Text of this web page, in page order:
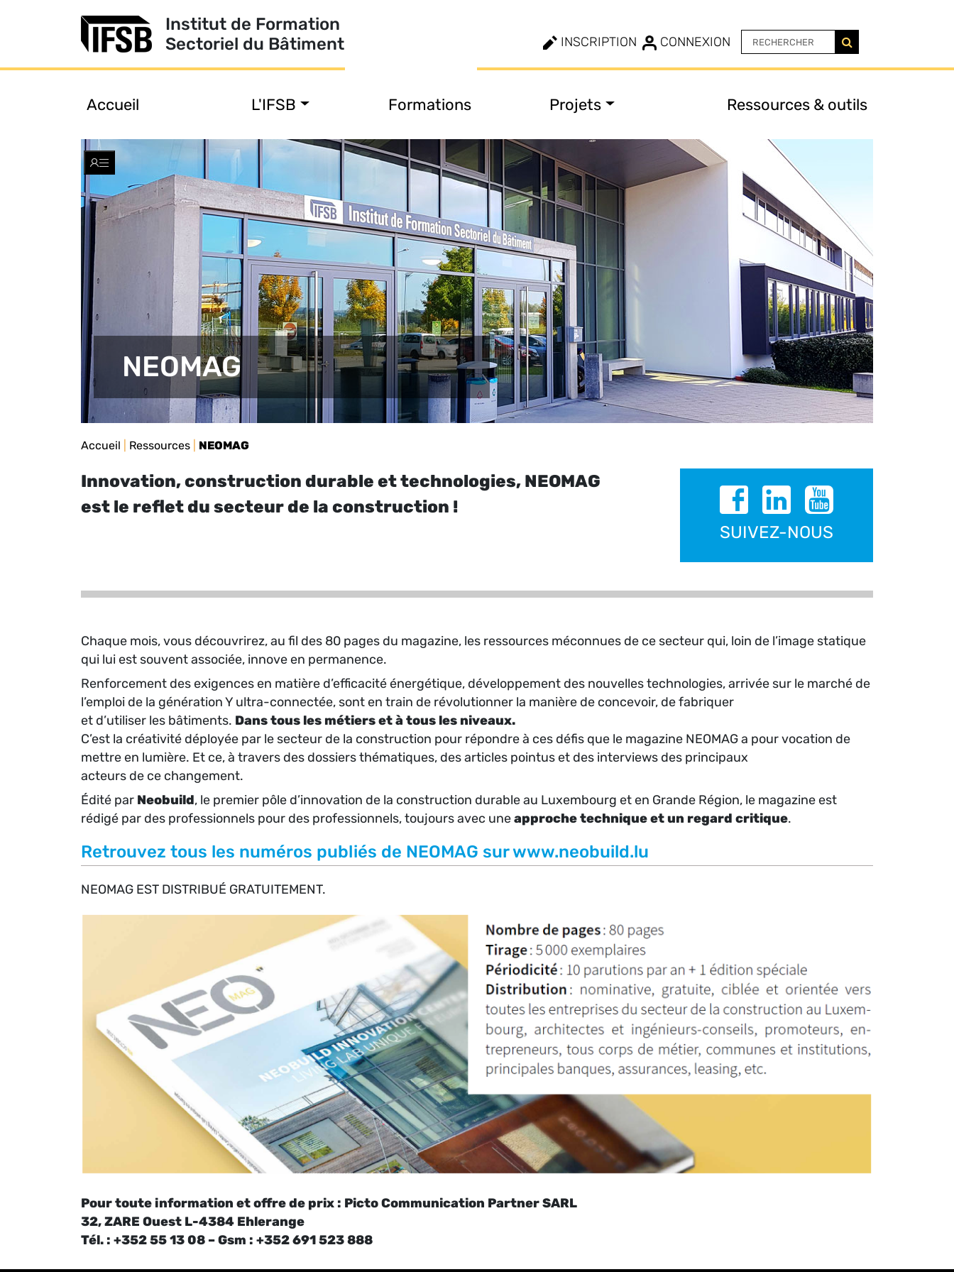
Institut de Formation
Sectoriel du Bâtiment
INSCRIPTION CONNEXION
Accueil L'IFSB Formations Projets Ressources & outils
Toggle
navigation
NEOMAG
Accueil Ressources NEOMAG
Innovation, construction durable et technologies, NEOMAG
est le reflet du secteur de la construction !
SUIVEZ-NOUS
Chaque mois, vous découvrirez, au fil des 80 pages du magazine, les ressources méconnues de ce secteur qui, loin de l’image statique
qui lui est souvent associée, innove en permanence.
Renforcement des exigences en matière d’efficacité énergétique, développement des nouvelles technologies, arrivée sur le marché de
l’emploi de la génération Y ultra-connectée, sont en train de révolutionner la manière de concevoir, de fabriquer
et d’utiliser les bâtiments. Dans tous les métiers et à tous les niveaux.
C’est la créativité déployée par le secteur de la construction pour répondre à ces défis que le magazine NEOMAG a pour vocation de
mettre en lumière. Et ce, à travers des dossiers thématiques, des articles pointus et des interviews des principaux
acteurs de ce changement.
Édité par Neobuild, le premier pôle d’innovation de la construction durable au Luxembourg et en Grande Région, le magazine est
rédigé par des professionnels pour des professionnels, toujours avec une approche technique et un regard critique.
Retrouvez tous les numéros publiés de NEOMAG sur www.neobuild.lu
NEOMAG EST DISTRIBUÉ GRATUITEMENT.
Pour toute information et offre de prix : Picto Communication Partner SARL
32, ZARE Ouest L-4384 Ehlerange
Tél. : +352 55 13 08 – Gsm : +352 691 523 888